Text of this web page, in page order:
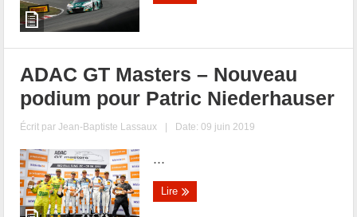
ADAC GT Masters – Nouveau
podium pour Patric Niederhauser
Écrit parJean-Baptiste Lassaux | Date: 09 juin 2019
...
Lire